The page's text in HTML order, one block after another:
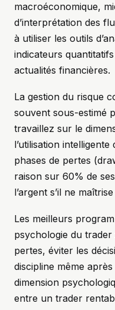
macroéconomique,
d’interprétation des
à utiliser les outils
indicateurs
actualités financières.
La gestion du risque
souvent sous-estimé
travaillez sur le
l’utilisation
phases de pertes
raison sur 60% de
l’argent s’il ne
Les meilleurs
psychologie du
pertes, éviter les
discipline même
dimension
entre un trader